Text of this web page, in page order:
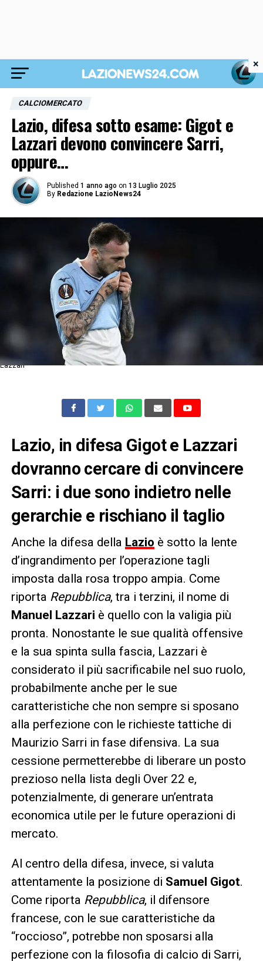
CALCIOMERCATO
Lazio, difesa sotto esame: Gigot e
Lazzari devono convincere Sarri,
oppure…
Published 1 anno ago on 13 Luglio 2025
By Redazione LazioNews24
Lazzari
Lazio, in difesa Gigot e Lazzari
dovranno cercare di convincere
Sarri: i due sono indietro nelle
gerarchie e rischiano il taglio
Anche la difesa della Lazio è sotto la lente
d’ingrandimento per l’operazione tagli
imposta dalla rosa troppo ampia. Come
riporta Repubblica, tra i terzini, il nome di
Manuel Lazzari è quello con la valigia più
pronta. Nonostante le sue qualità offensive
e la sua spinta sulla fascia, Lazzari è
considerato il più sacrificabile nel suo ruolo,
probabilmente anche per le sue
caratteristiche che non sempre si sposano
alla perfezione con le richieste tattiche di
Maurizio Sarri in fase difensiva. La sua
cessione permetterebbe di liberare un posto
prezioso nella lista degli Over 22 e,
potenzialmente, di generare un’entrata
economica utile per le future operazioni di
mercato.
Al centro della difesa, invece, si valuta
attentamente la posizione di Samuel Gigot.
Come riporta Repubblica, il difensore
francese, con le sue caratteristiche da
“roccioso”, potrebbe non sposarsi alla
perfezione con la filosofia di calcio di Sarri,
×